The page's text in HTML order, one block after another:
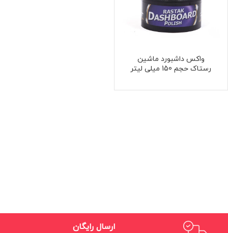
واکس داشبورد ماشین
رستاک حجم 150 میلی لیتر
ارسال رایگان